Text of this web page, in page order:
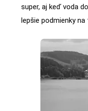
super, aj keď voda
lepšie podmienky na